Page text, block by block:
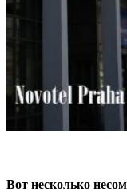
Вот несколько